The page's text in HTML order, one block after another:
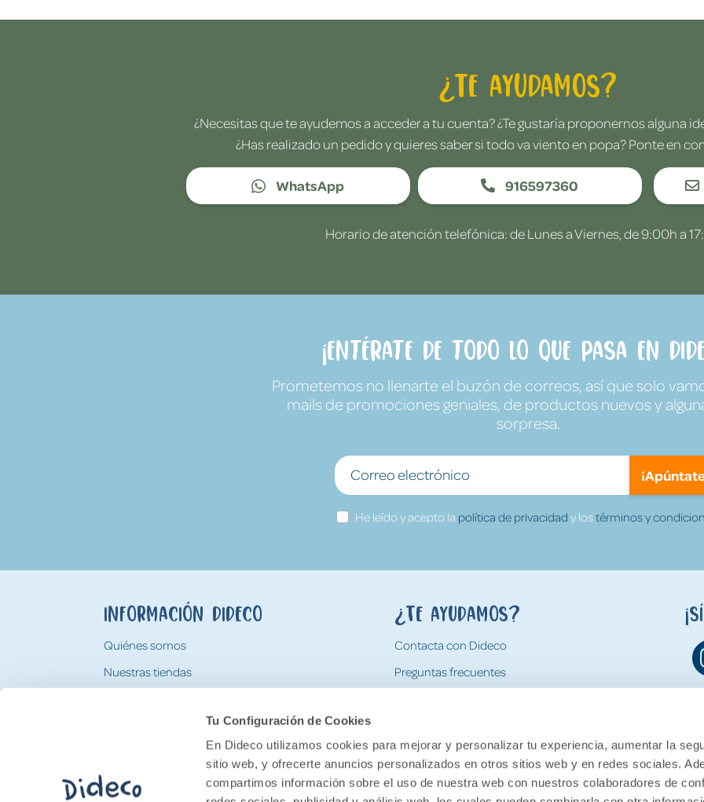
Tu Configuración de Cookies
En Dideco utilizamos cookies para mejorar y personalizar tu experiencia, aumentar la
sitio web, y ofrecerte anuncios personalizados en otros sitios web y en redes sociales.
compartimos información sobre el uso de nuestra web con nuestros colaboradores de
¿Te ayudamos?
¿Necesitas que te ayudemos a acceder a tu cuenta? ¿Te gustaría proponernos alguna
¿Has realizado un pedido y quieres saber si todo va viento en popa? Ponte en
WhatsApp 916597360
Horario de atención telefónica: de Lunes a Viernes, de 9:00h a
¡Entérate de todo lo que pasa en
Prometemos no llenarte el buzón de correos, así que solo
mails de promociones geniales, de productos nuevos y
sorpresa.
He leído y acepto la política de privacidad y lostérminos y
Información Dideco
Quiénes somos
Nuestras tiendas
Tarjeta Regalo Dideco
¿Te ayudamos?
Contacta con Dideco
Preguntas frecuentes
Devoluciones